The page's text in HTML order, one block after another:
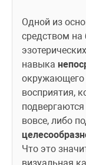
Одной из
средством на
навыка
окружающего
восприятия,
Что это